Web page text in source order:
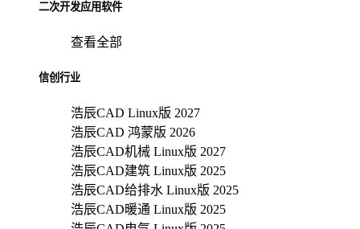
二次开发应用软件
查看全部
信创行业
浩辰CAD Linux版 2027
浩辰CAD 鸿蒙版 2026
浩辰CAD机械 Linux版 2027
浩辰CAD建筑 Linux版 2025
浩辰CAD给排水 Linux版 2025
浩辰CAD暖通 Linux版 2025